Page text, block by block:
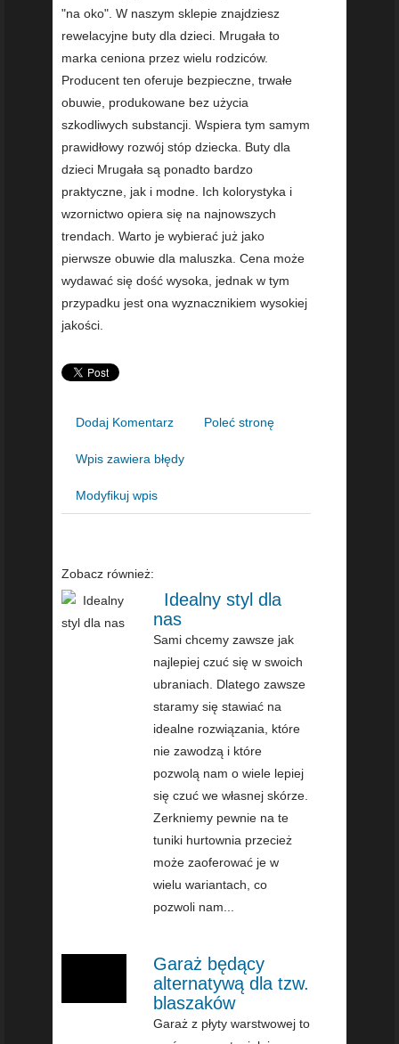
"na oko". W naszym sklepie znajdziesz
rewelacyjne buty dla dzieci. Mrugała to
marka ceniona przez wielu rodziców.
Producent ten oferuje bezpieczne, trwałe
obuwie, produkowane bez użycia
szkodliwych substancji. Wspiera tym samym
prawidłowy rozwój stóp dziecka. Buty dla
dzieci Mrugała są ponadto bardzo
praktyczne, jak i modne. Ich kolorystyka i
wzornictwo opiera się na najnowszych
trendach. Warto je wybierać już jako
pierwsze obuwie dla maluszka. Cena może
wydawać się dość wysoka, jednak w tym
przypadku jest ona wyznacznikiem wysokiej
jakości.
Dodaj Komentarz Poleć stronę
Wpis zawiera błędy
Modyfikuj wpis
Zobacz również:
Idealny styl dla
nas
Sami chcemy zawsze jak
najlepiej czuć się w swoich
ubraniach. Dlatego zawsze
staramy się stawiać na
idealne rozwiązania, które
nie zawodzą i które
pozwolą nam o wiele lepiej
się czuć we własnej skórze.
Zerkniemy pewnie na te
tuniki hurtownia przecież
może zaoferować je w
wielu wariantach, co
pozwoli nam...
Garaż będący
alternatywą dla tzw.
blaszaków
Garaż z płyty warstwowej to